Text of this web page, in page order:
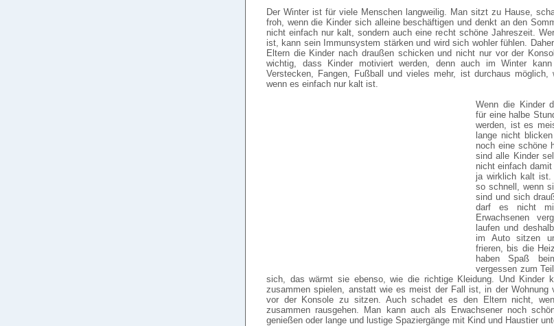
Der Winter ist für viele Menschen langweilig. Man sitzt zu Hause,
froh, wenn die Kinder sich alleine beschäftigen und denkt an den
nicht einfach nur kalt, sondern auch eine recht schöne Jahreszeit.
ist, kann sein Immunsystem stärken und wird sich wohler fühlen.
Eltern die Kinder nach draußen schicken und nicht nur vor der
wichtig, dass Kinder motiviert werden, denn auch im Winter
Verstecken, Fangen, Fußball und vieles mehr, ist durchaus möglich,
wenn es einfach nur kalt ist.
Wenn die Kinder
für eine halbe
werden, ist es
lange nicht
noch eine schöne
sind alle Kinder
nicht einfach
ja wirklich kalt ist.
so schnell, wenn
sind und sich
darf es nicht
Erwachsenen
laufen und
im Auto sitzen
frieren, bis die
haben Spaß
vergessen zum
sich, das wärmt sie ebenso, wie die richtige Kleidung. Und Kinder
zusammen spielen, anstatt wie es meist der Fall ist, in der Wohnung
vor der Konsole zu sitzen. Auch schadet es den Eltern nicht,
zusammen rausgehen. Man kann auch als Erwachsener noch
genießen oder lange und lustige Spaziergänge mit Kind und Haustier